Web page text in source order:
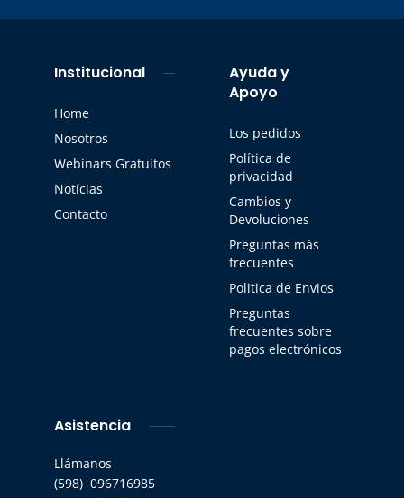
Institucional
Home
Nosotros
Webinars Gratuitos
Notícias
Contacto
Ayuda y
Apoyo
Los pedidos
Política de
privacidad
Cambios y
Devoluciones
Preguntas más
frecuentes
Politica de Envios
Preguntas
frecuentes sobre
pagos electrónicos
Asistencia
Llámanos
(598) 096716985